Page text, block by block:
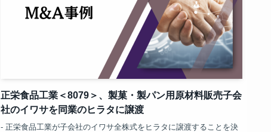
正栄食品工業＜8079＞、製菓・製パン用原材料販売子会
社のイワサを同業のヒラタに譲渡
- 正栄食品工業が子会社のイワサ全株式をヒラタに譲渡することを決